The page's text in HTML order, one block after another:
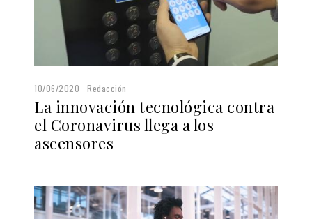
10/06/2020 Redacción
La innovación tecnológica contra
el Coronavirus llega a los
ascensores